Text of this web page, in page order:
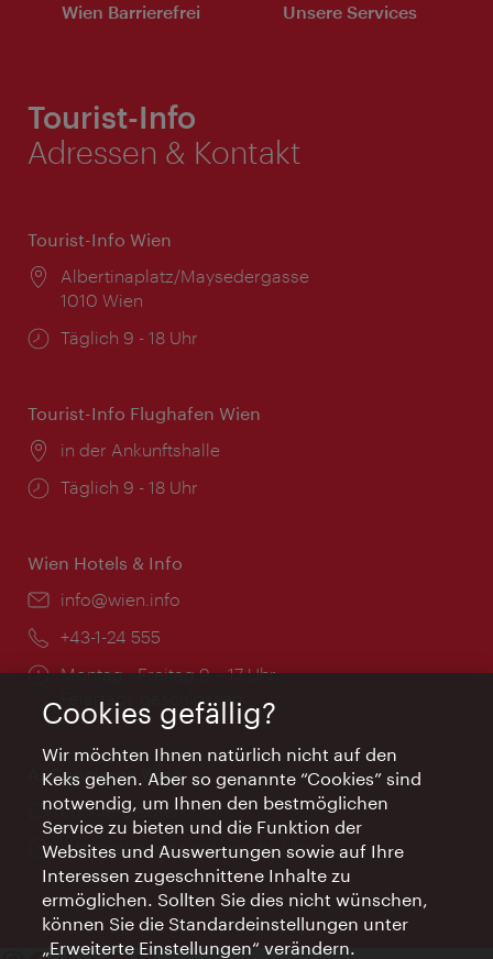
Wien Barrierefrei Unsere Services
Tourist-Info
Adressen & Kontakt
Tourist-Info Wien
Ort:
Albertinaplatz/Maysedergasse
1010 Wien
Öffnungszeiten:
Täglich 9 - 18 Uhr
Tourist-Info Flughafen Wien
Ort:
in der Ankunftshalle
Öffnungszeiten:
Täglich 9 - 18 Uhr
Wien Hotels & Info
Email:
info@wien.info
Telefon:
+43-1-24 555
Öffnungszeiten:
Montag - Freitag 9 – 17 Uhr
Feiertags geschlossen
AI Concierge Wien
Ort:
concierge.wien.info
Öffnungszeiten:
Informationen rund um die Uhr
Cookies gefällig?
Wir möchten Ihnen natürlich nicht auf den
Keks gehen. Aber so genannte “Cookies” sind
notwendig, um Ihnen den bestmöglichen
Service zu bieten und die Funktion der
Websites und Auswertungen sowie auf Ihre
Interessen zugeschnittene Inhalte zu
ermöglichen. Sollten Sie dies nicht wünschen,
können Sie die Standardeinstellungen unter
„Erweiterte Einstellungen“ verändern.